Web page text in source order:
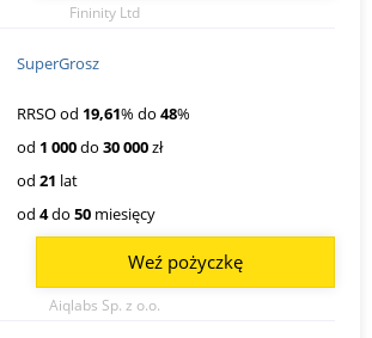
Fininity Ltd
SuperGrosz
RRSO od 19,61% do 48%
od 1 000do 30 000zł
od 21 lat
od 4do 50 miesięcy
Aiqlabs Sp. z o.o.
Weź pożyczkę